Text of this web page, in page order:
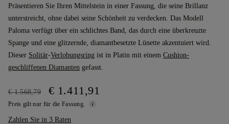
Präsentieren Sie Ihren Mittelstein in einer Fassung, die seine Brillanz
unterstreicht, ohne dabei seine Schönheit zu verdecken. Das Modell
Paloma verfügt über ein schlichtes Band, das durch eine überkreuzte
Spange und eine glitzernde, diamantbesetzte Lünette akzentuiert wird.
Dieser Solitär-Verlobungsring ist in Platin mit einem Cushion-
geschliffenen Diamanten gefasst.
€ 1.568,79 € 1.411,91
Preis gilt nur für die Fassung.
Zahlen Sie in 3 Raten